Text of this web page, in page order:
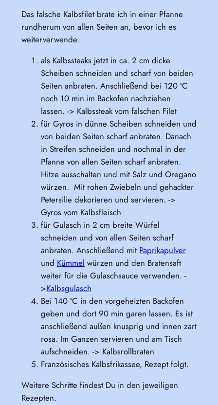
Das falsche Kalbsfilet brate ich in einer Pfanne
rundherum von allen Seiten an, bevor ich es
weiterverwende.
als Kalbssteaks jetzt in ca. 2 cm dicke
Scheiben schneiden und scharf von beiden
Seiten anbraten. Anschließend bei 120 °C
noch 10 min im Backofen nachziehen
lassen. -> Kalbssteak vom falschen Filet
für Gyros in dünne Scheiben schneiden und
von beiden Seiten scharf anbraten. Danach
in Streifen schneiden und nochmal in der
Pfanne von allen Seiten scharf anbraten.
Hitze ausschalten und mit Salz und Oregano
würzen. Mit rohen Zwiebeln und gehackter
Petersilie dekorieren und servieren. ->
Gyros vom Kalbsfleisch
für Gulasch in 2 cm breite Würfel
schneiden und von allen Seiten scharf
anbraten. Anschließend mit Paprikapulver
und Kümmel würzen und den Bratensaft
weiter für die Gulaschsauce verwenden. -
>Kalbsgulasch
Bei 140 °C in den vorgeheizten Backofen
geben und dort 90 min garen lassen. Es ist
anschließend außen knusprig und innen zart
rosa. Im Ganzen servieren und am Tisch
aufschneiden. -> Kalbsrollbraten
Französisches Kalbsfrikassee, Rezept folgt.
Weitere Schritte findest Du in den jeweiligen
Rezepten.